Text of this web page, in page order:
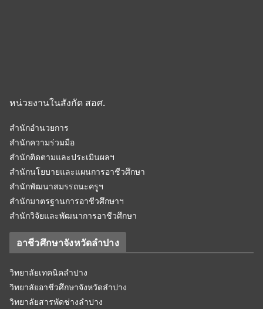
หน่วยงานในสังกัด สอศ.
สำนักอำนวยการ
สำนักความร่วมมือ
สำนักติดตามและประเมินผลฯ
สำนักนโยบายและแผนการอาชีวศึกษา
สำนักพัฒนาสมรรถนะครูฯ
สำนักมาตรฐานการอาชีวศึกษาฯ
สำนักวิจัยและพัฒนาการอาชีวศึกษา
อาชีวศึกษาจังหวัดลำปาง
วิทยาลัยเทคนิคลำปาง
วิทยาลัยอาชีวศึกษาจังหวัดลำปาง
วิทยาลัยสารพัดช่างลำปาง